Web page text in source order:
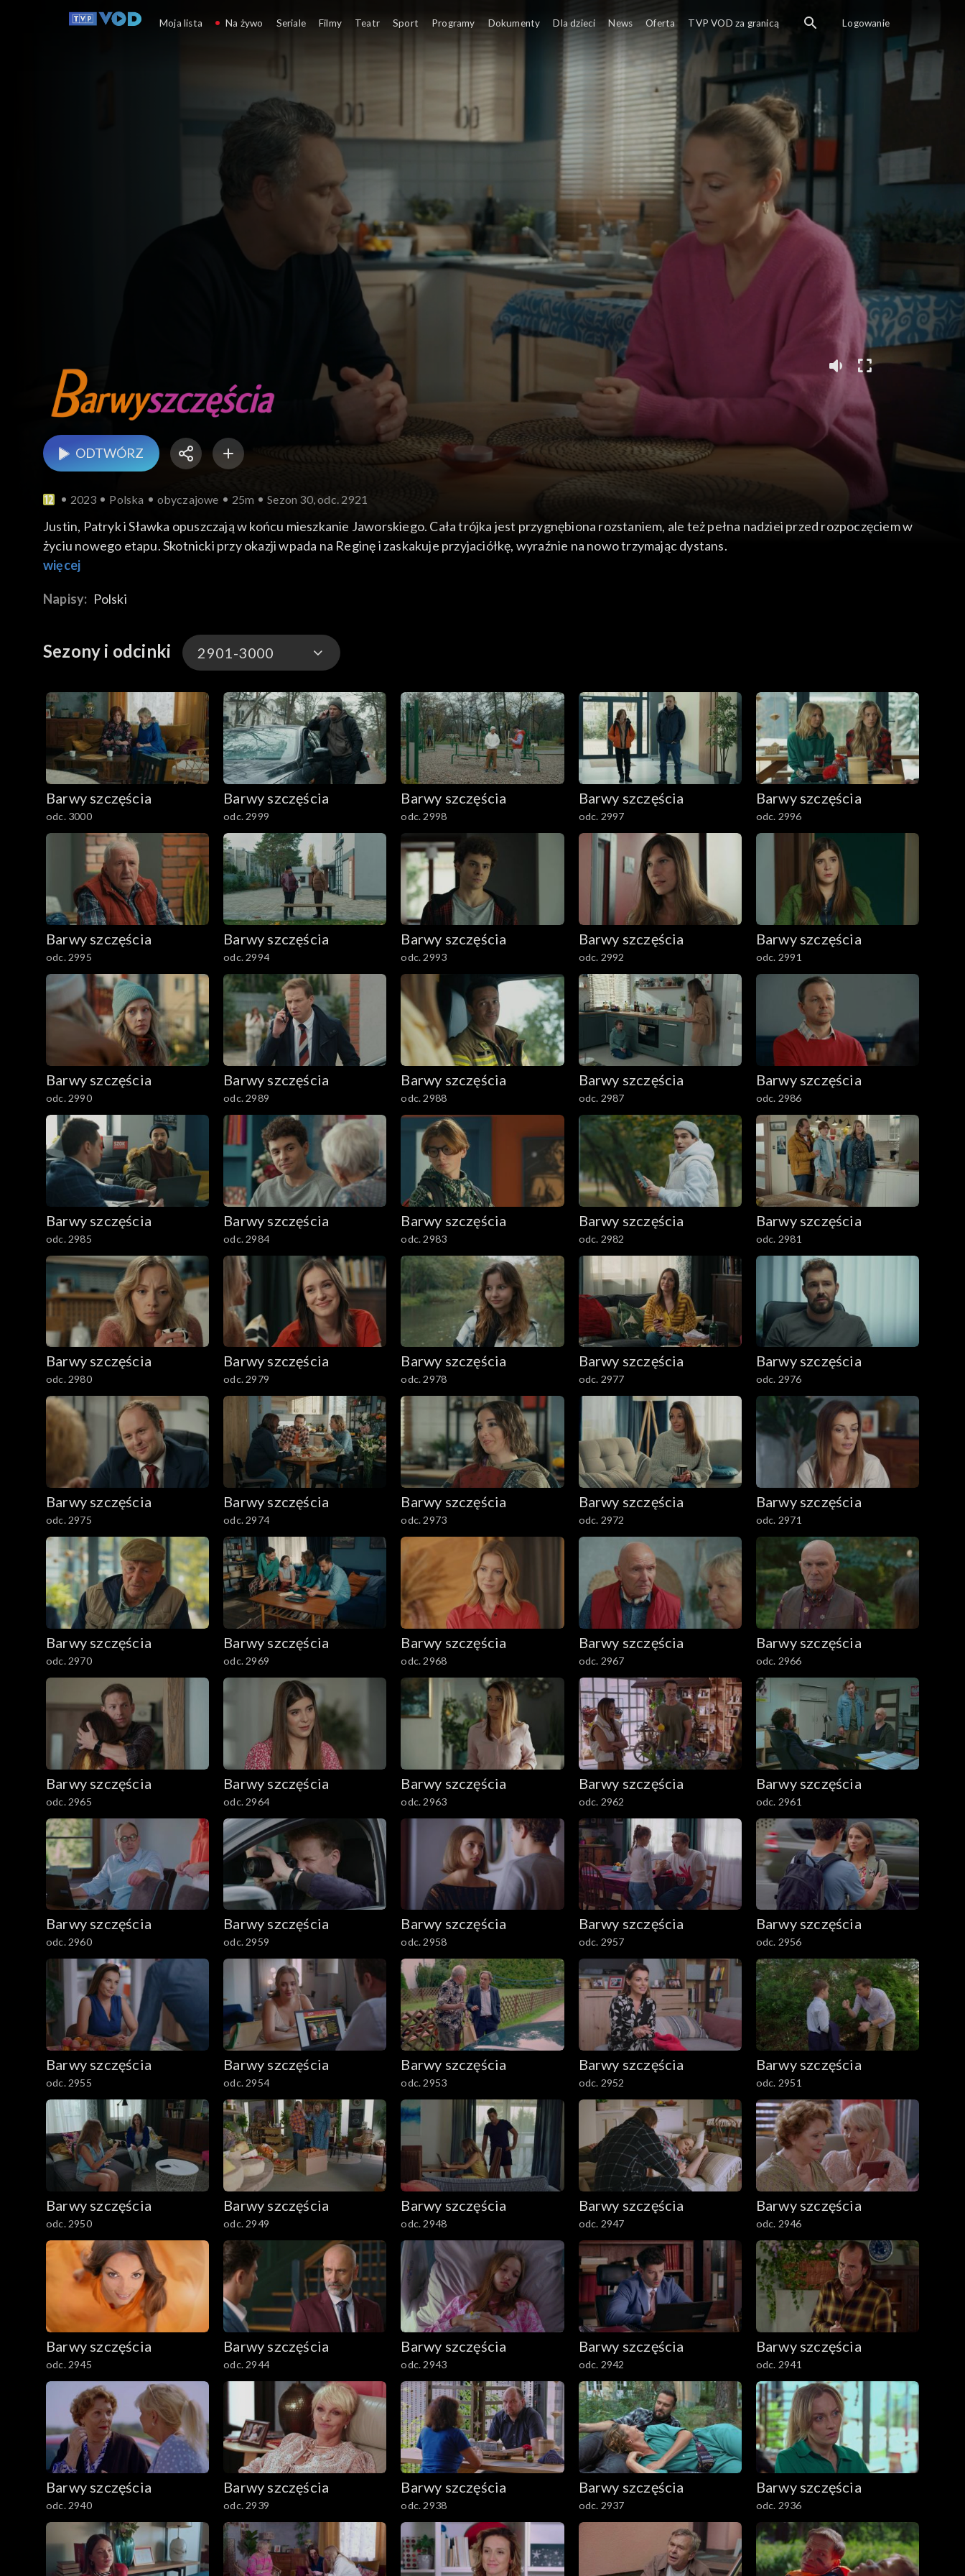
ODTWÓRZ
2023 Polska obyczajowe 25m Sezon 30, odc. 2921
Justin, Patryk i Sławka opuszczają w końcu mieszkanie Jaworskiego. Cała trójka jest przygnębiona rozstaniem, ale też pełna nadziei przed rozpoczęciem w
życiu nowego etapu. Skotnicki przy okazji wpada na Reginę i zaskakuje przyjaciółkę, wyraźnie na nowo trzymając dystans.
więcej
Napisy: Polski
Sezony i odcinki 2901-3000
3301-3400
3201-3300
3101-3200
3001-3100
2901-3000
2801–2900
2701–2800
2601–2700
2501–2600
2401–2500
2301–2400
2201–2300
2101–2200
2001–2100
1901–2000
1801–1900
1701–1800
1601–1700
1501–1600
1401–1500
1301–1400
1201–1300
1101–1200
1001–1100
901–1000
801–900
782–800
Barwy szczęścia
odc. 3000
Barwy szczęścia
odc. 2999
Barwy szczęścia
odc. 2998
Barwy szczęścia
odc. 2997
Barwy szczęścia
odc. 2996
Barwy szczęścia
odc. 2995
Barwy szczęścia
odc. 2994
Barwy szczęścia
odc. 2993
Barwy szczęścia
odc. 2992
Barwy szczęścia
odc. 2991
Barwy szczęścia
odc. 2990
Barwy szczęścia
odc. 2989
Barwy szczęścia
odc. 2988
Barwy szczęścia
odc. 2987
Barwy szczęścia
odc. 2986
Barwy szczęścia
odc. 2985
Barwy szczęścia
odc. 2984
Barwy szczęścia
odc. 2983
Barwy szczęścia
odc. 2982
Barwy szczęścia
odc. 2981
Barwy szczęścia
odc. 2980
Barwy szczęścia
odc. 2979
Barwy szczęścia
odc. 2978
Barwy szczęścia
odc. 2977
Barwy szczęścia
odc. 2976
Barwy szczęścia
odc. 2975
Barwy szczęścia
odc. 2974
Barwy szczęścia
odc. 2973
Barwy szczęścia
odc. 2972
Barwy szczęścia
odc. 2971
Barwy szczęścia
odc. 2970
Barwy szczęścia
odc. 2969
Barwy szczęścia
odc. 2968
Barwy szczęścia
odc. 2967
Barwy szczęścia
odc. 2966
Barwy szczęścia
odc. 2965
Barwy szczęścia
odc. 2964
Barwy szczęścia
odc. 2963
Barwy szczęścia
odc. 2962
Barwy szczęścia
odc. 2961
Barwy szczęścia
odc. 2960
Barwy szczęścia
odc. 2959
Barwy szczęścia
odc. 2958
Barwy szczęścia
odc. 2957
Barwy szczęścia
odc. 2956
Barwy szczęścia
odc. 2955
Barwy szczęścia
odc. 2954
Barwy szczęścia
odc. 2953
Barwy szczęścia
odc. 2952
Barwy szczęścia
odc. 2951
Barwy szczęścia
odc. 2950
Barwy szczęścia
odc. 2949
Barwy szczęścia
odc. 2948
Barwy szczęścia
odc. 2947
Barwy szczęścia
odc. 2946
Barwy szczęścia
odc. 2945
Barwy szczęścia
odc. 2944
Barwy szczęścia
odc. 2943
Barwy szczęścia
odc. 2942
Barwy szczęścia
odc. 2941
Barwy szczęścia
odc. 2940
Barwy szczęścia
odc. 2939
Barwy szczęścia
odc. 2938
Barwy szczęścia
odc. 2937
Barwy szczęścia
odc. 2936
Moja lista Na żywo Seriale Filmy Teatr Sport Programy Dokumenty Dla dzieci News Oferta TVP VOD za granicą Logowanie